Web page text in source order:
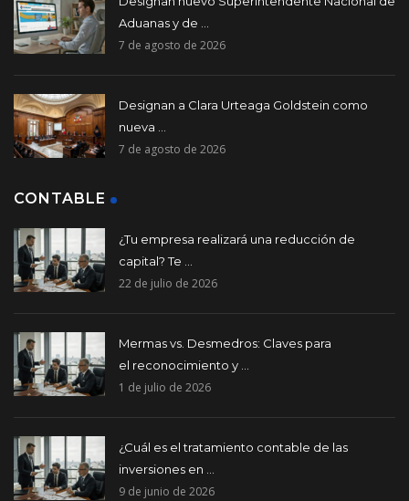
Aduanas y de ...
7 de agosto de 2026
Designan a Clara Urteaga Goldstein como
nueva ...
7 de agosto de 2026
CONTABLE
¿Tu empresa realizará una reducción de
capital? Te ...
22 de julio de 2026
Mermas vs. Desmedros: Claves para
el reconocimiento y ...
1 de julio de 2026
¿Cuál es el tratamiento contable de las
inversiones en ...
9 de junio de 2026